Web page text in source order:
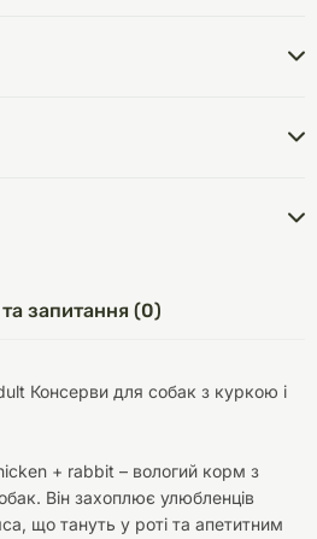
та запитання (0)
Консерви для собак з куркою і
+ rabbit – вологий корм з
Він захоплює улюбленців
що тануть у роті та апетитним